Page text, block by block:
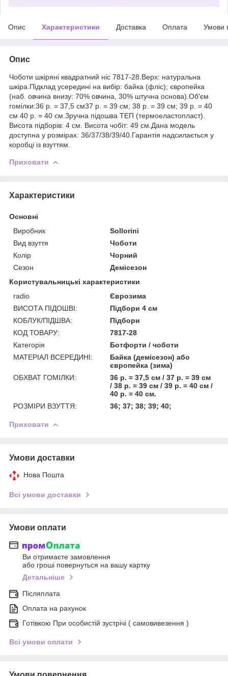
Опис Характеристики Доставка Оплата Умови
Опис
Чоботи шкіряні квадратний ніс 7817-28.Верх: натуральна
шкіра.Підклад усередині на вибір: байка (фліс); європейка
(наб. овчина внизу: 70% овчина, 30% штучна основа).Об'єм
гомілки:36 р. = 37,5 см37 р. = 39 см; 38 р. = 39 см; 39 р. = 40
см 40 р. = 40 см.Зручна підошва ТЕП (термоеластопласт).
Висота підборів: 4 см. Висота чобіт: 49 см.Дана модель
доступна у розмірах: 36/37/38/39/40.Гарантія надсилається у
коробці із взуттям.
Приховати
Характеристики
Основні
Виробник
Sollorini
Вид взуття
Чоботи
Колір
Чорний
Сезон
Демісезон
Користувальницькі характеристики
radio
Єврозима
ВИСОТА ПІДОШВІ:
Підбори 4 см
КОБЛУК/ПІДШВА:
Підбори
КОД ТОВАРУ:
7817-28
Категорія
Ботфорти / чоботи
МАТЕРІАЛ ВСЕРЕДИНІ:
Байка (демісезон) або
європейка (зима)
ОБХВАТ ГОМІЛКИ:
36 р. = 37,5 см / 37 р. = 39 см
/ 38 р. = 39 см / 39 р. = 40 см /
40 р. = 40 см.
РОЗМІРИ ВЗУТТЯ:
36; 37; 38; 39; 40;
Приховати
Умови доставки
Нова Пошта
Всі умови доставки
Умови оплати
Ви отримаєте замовлення
або гроші повернуться на вашу картку
Детальніше
Післяплата
Оплата на рахунок
Готівкою При особистій зустрічі ( самовивезення )
Всі умови оплати